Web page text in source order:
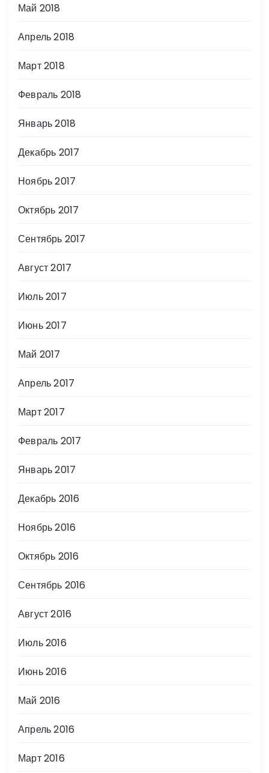
Май 2018
Апрель 2018
Март 2018
Февраль 2018
Январь 2018
Декабрь 2017
Ноябрь 2017
Октябрь 2017
Сентябрь 2017
Август 2017
Июль 2017
Июнь 2017
Май 2017
Апрель 2017
Март 2017
Февраль 2017
Январь 2017
Декабрь 2016
Ноябрь 2016
Октябрь 2016
Сентябрь 2016
Август 2016
Июль 2016
Июнь 2016
Май 2016
Апрель 2016
Март 2016